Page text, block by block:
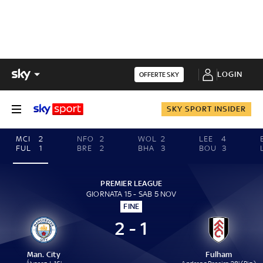
OFFERTE SKY LOGIN
SKY SPORT INSIDER
MCI
2
FUL
1
NFO
2
BRE
2
WOL
2
BHA
3
LEE
4
BOU
3
PREMIER LEAGUE
GIORNATA 15 - SAB 5 NOV
FINE
Man. City
2 - 1
Fulham